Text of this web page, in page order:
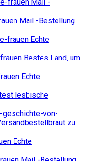
frauen Mail -
Mail -Bestellung
frauen Echte
Bestes Land, um
Echte
lesbische
geschichte-von-
zu
Echte